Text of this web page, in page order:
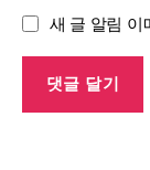
새 글 알림 이